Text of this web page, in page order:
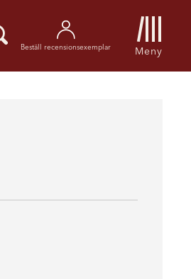
Beställ recensionsexemplar Meny